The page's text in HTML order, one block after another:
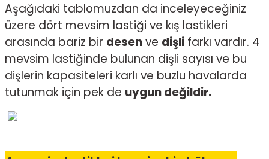
Aşağıdaki tablomuzdan da inceleyeceğiniz
üzere dört mevsim lastiği ve kış lastikleri
arasında bariz bir desenve dişli farkı vardır. 4
mevsim lastiğinde bulunan dişli sayısı ve bu
dişlerin kapasiteleri karlı ve buzlu havalarda
tutunmak için pek de uygun değildir.